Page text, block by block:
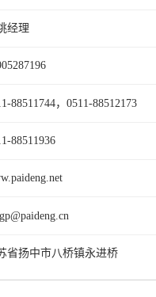
经理
88511744，0511-88512173
88511936
省扬中市八桥镇永进桥